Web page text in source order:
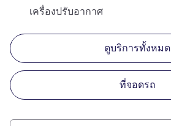
เครื่องปรับอากาศ
ดูบริการทั้งหมด
ที่จอดรถ